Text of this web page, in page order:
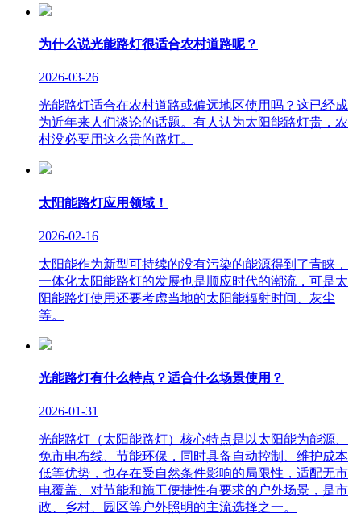
为什么说光能路灯很适合农村道路呢？
2026-03-26
光能路灯适合在农村道路或偏远地区使用吗？这已经成
为近年来人们谈论的话题。有人认为太阳能路灯贵，农
村没必要用这么贵的路灯。
太阳能路灯应用领域！
2026-02-16
太阳能作为新型可持续的没有污染的能源得到了青睐，
一体化太阳能路灯的发展也是顺应时代的潮流，可是太
阳能路灯使用还要考虑当地的太阳能辐射时间、灰尘
等。
光能路灯有什么特点？适合什么场景使用？
2026-01-31
光能路灯（太阳能路灯）核心特点是以太阳能为能源、
免市电布线、节能环保，同时具备自动控制、维护成本
低等优势，也存在受自然条件影响的局限性，适配无市
电覆盖、对节能和施工便捷性有要求的户外场景，是市
政、乡村、园区等户外照明的主流选择之一。